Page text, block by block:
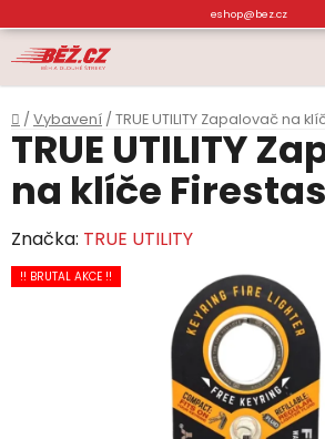
na
obsah
eshop@bez.cz
Domů
/ Vybavení / TRUE UTILITY Zapalovač na
TRUE UTILITY
na klíče
Značka: TRUE UTILITY
!! BRUTAL AKCE !!